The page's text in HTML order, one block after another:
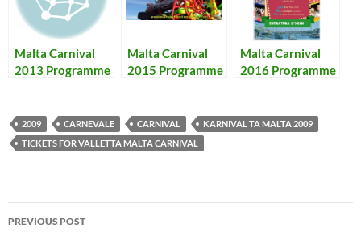
Malta Carnival
2013 Programme
Karnival ta’ Malta
2013 bir-
Rizultati
Malta Carnival
2015 Programme
Programm u
Rizultati
Malta Carnival
2016 Programme
Programm u
2009 CARNEVALE CARNIVAL
KARNIVAL TA MALTA 2009
TICKETS FOR VALLETTA MALTA CARNIVAL
Post
PREVIOUS POST